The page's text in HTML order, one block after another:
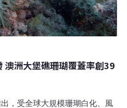
）形容，
澳洲大堡礁珊瑚覆蓋率創39
，受全球大規模珊瑚白化、風